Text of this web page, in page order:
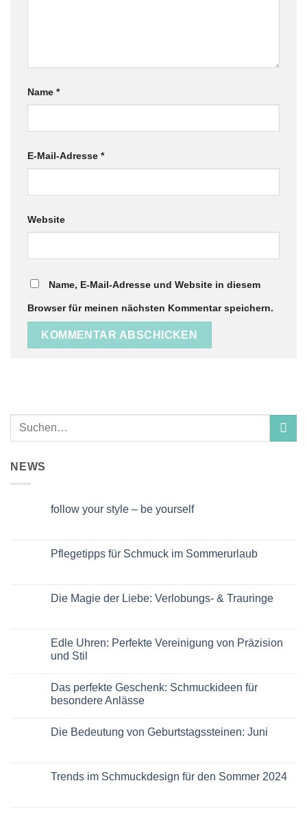
Name *
E-Mail-Adresse *
Website
Name, E-Mail-Adresse und Website in diesem
Browser für meinen nächsten Kommentar speichern.
NEWS
follow your style – be yourself
Pflegetipps für Schmuck im Sommerurlaub
Die Magie der Liebe: Verlobungs- & Trauringe
Edle Uhren: Perfekte Vereinigung von Präzision
und Stil
Das perfekte Geschenk: Schmuckideen für
besondere Anlässe
Die Bedeutung von Geburtstagssteinen: Juni
Trends im Schmuckdesign für den Sommer 2024